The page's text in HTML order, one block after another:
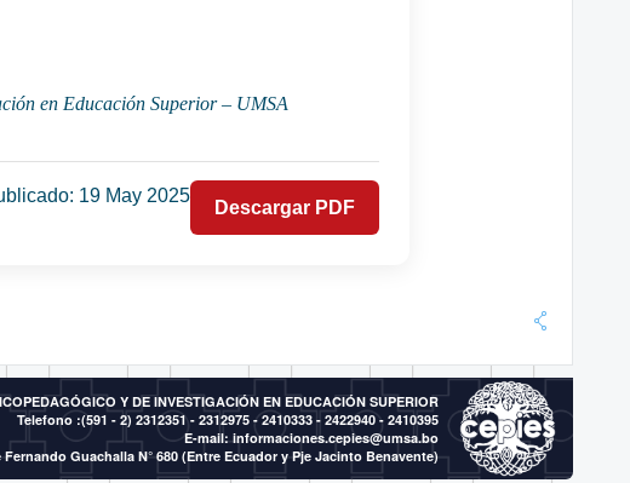
en Educación Superior – UMSA
19 May 2025
Descargar PDF
Y DE INVESTIGACIÓN EN EDUCACIÓN SUPERIOR
Telefono :(591 - 2) 2312351 - 2312975 - 2410333 - 2422940 - 2410395
E-mail:informaciones.cepies@umsa.bo
Fernando Guachalla N° 680 (Entre Ecuador y Pje Jacinto Benavente)